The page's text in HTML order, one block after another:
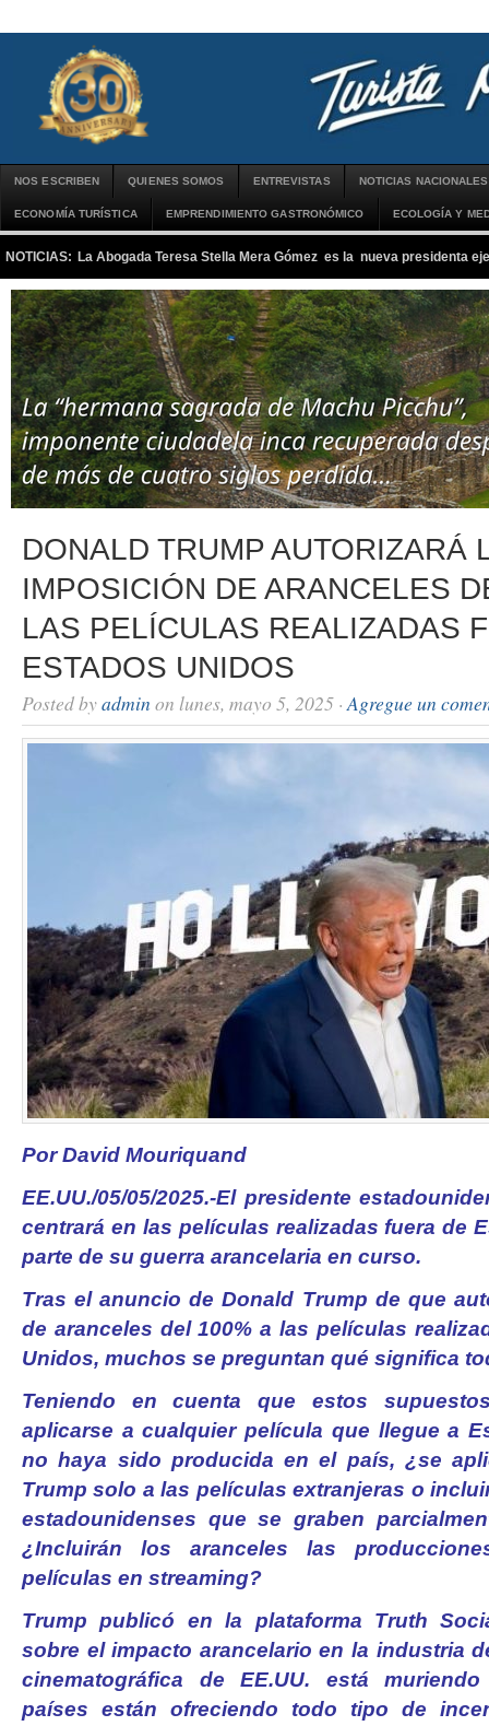
NOS ESCRIBEN QUIENES SOMOS ENTREVISTAS NOTICIAS NACIONALES
ECONOMÍA TURÍSTICA EMPRENDIMIENTO GASTRONÓMICO ECOLOGÍA Y
NOTICIAS: La Abogada Teresa Stella Mera Gómez es la nueva presidenta
DONALD TRUMP AUTORIZARÁ
IMPOSICIÓN DE ARANCELES
LAS PELÍCULAS REALIZADAS
ESTADOS UNIDOS
Posted byadmin on lunes, mayo 5, 2025 ·Agregue un
Por David Mouriquand
EE.UU./05/05/2025.-El presidente
centrará en las películas realizadas fuera de
parte de su guerra arancelaria en curso.
Tras el anuncio de Donald Trump de que
de aranceles del 100% a las películas
Unidos, muchos se preguntan qué significa
Teniendo en cuenta que estos
aplicarse a cualquier película que llegue a
no haya sido producida en el país, ¿se
Trump solo a las películas extranjeras o
estadounidenses que se graben
¿Incluirán los aranceles las
películas en streaming?
Trump publicó en la plataforma Truth
sobre el impacto arancelario en la industria
cinematográfica de EE.UU. está
países están ofreciendo todo tipo de